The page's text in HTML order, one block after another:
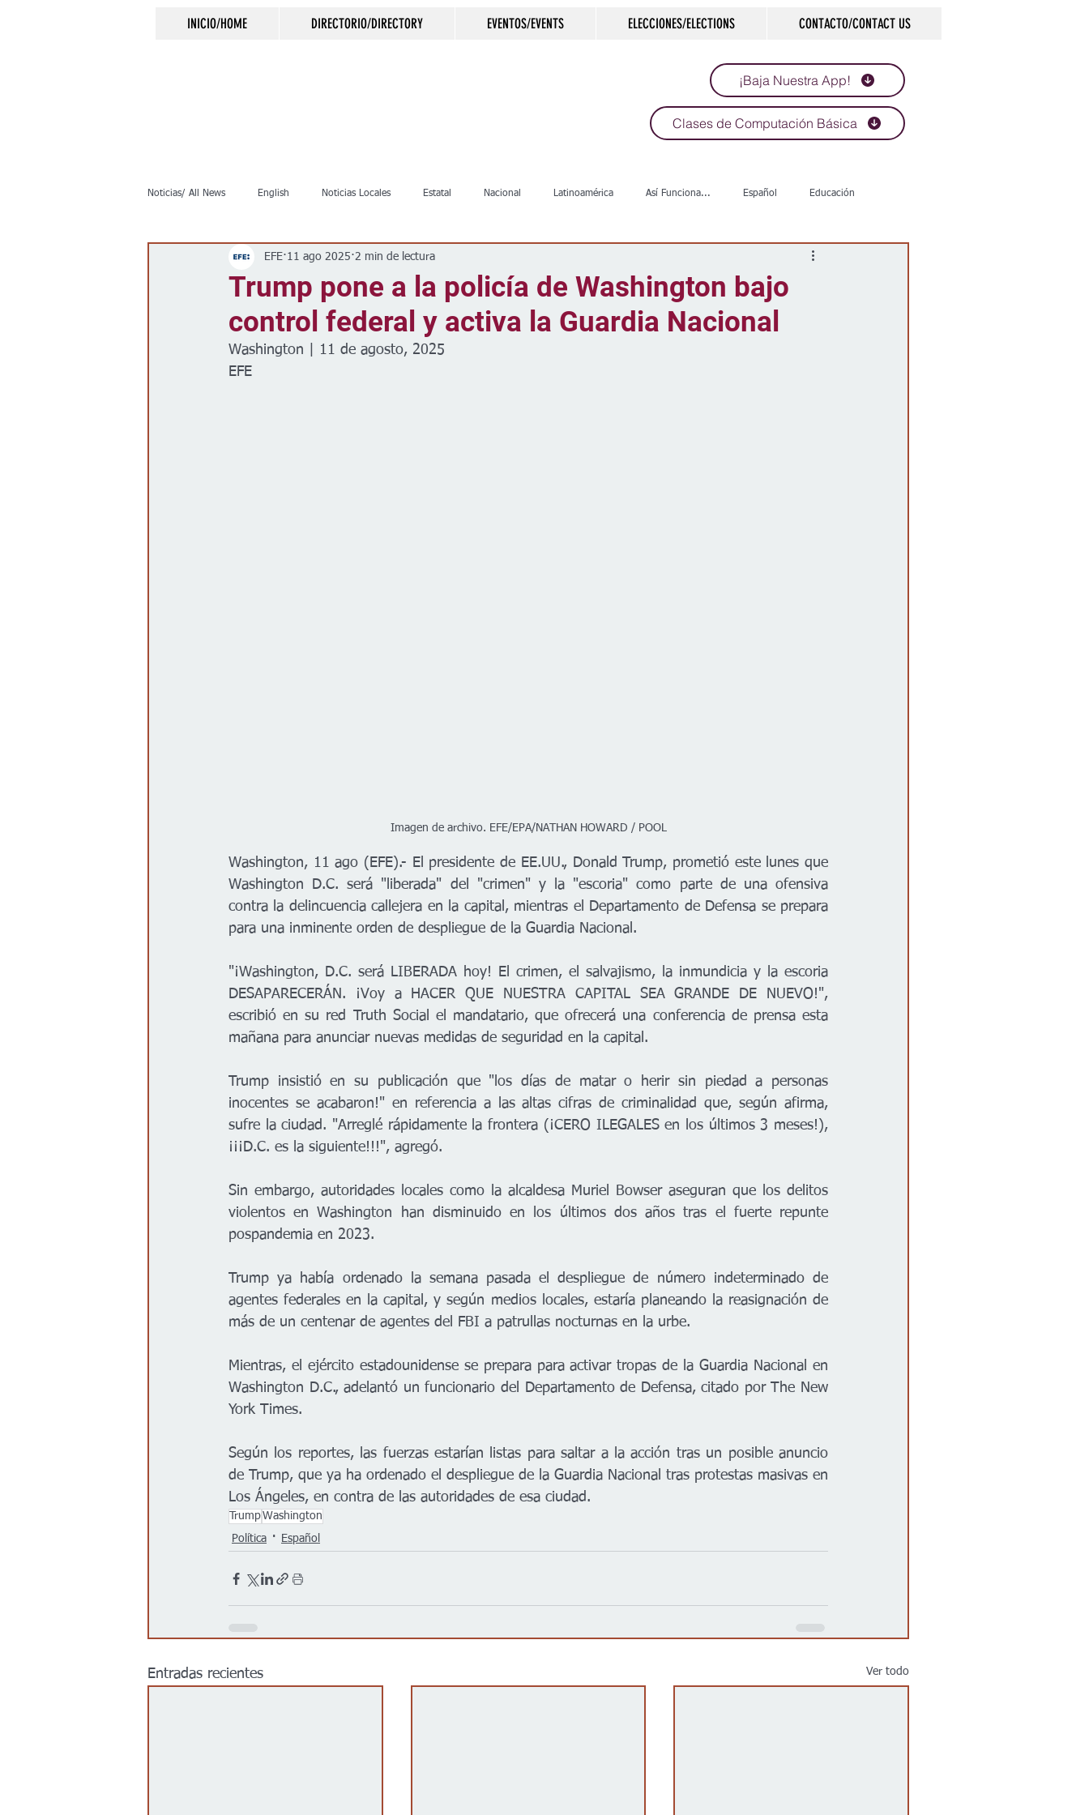
INICIO/HOME DIRECTORIO/DIRECTORY EVENTOS/EVENTS ELECCIONES/ELECTIONS CONTACTO/CONTACT US
¡Baja Nuestra App!
Clases de Computación Básica
Noticias/ All News English Noticias Locales Estatal Nacional Latinoamérica Así Funciona... Español Educación
Crimen Negocios Salud
Clima Vivienda Escuelas Calles Desamparados Carreteras Comunidad Historias que inspiran
Trump pone a la policía de Washington bajo
control federal y activa la Guardia Nacional
EFE 11 ago 2025 2 min de lectura
Washington | 11 de agosto, 2025
EFE
Imagen de archivo. EFE/EPA/NATHAN HOWARD / POOL
Washington, 11 ago (EFE).- El presidente de EE.UU., Donald Trump, prometió este lunes que
Washington D.C. será "liberada" del "crimen" y la "escoria" como parte de una ofensiva
contra la delincuencia callejera en la capital, mientras el Departamento de Defensa se prepara
para una inminente orden de despliegue de la Guardia Nacional.
"¡Washington, D.C. será LIBERADA hoy! El crimen, el salvajismo, la inmundicia y la escoria
DESAPARECERÁN. ¡Voy a HACER QUE NUESTRA CAPITAL SEA GRANDE DE NUEVO!",
escribió en su red Truth Social el mandatario, que ofrecerá una conferencia de prensa esta
mañana para anunciar nuevas medidas de seguridad en la capital.
Trump insistió en su publicación que "los días de matar o herir sin piedad a personas
inocentes se acabaron!" en referencia a las altas cifras de criminalidad que, según afirma,
sufre la ciudad. "Arreglé rápidamente la frontera (¡CERO ILEGALES en los últimos 3 meses!),
¡¡¡D.C. es la siguiente!!!", agregó.
Sin embargo, autoridades locales como la alcaldesa Muriel Bowser aseguran que los delitos
violentos en Washington han disminuido en los últimos dos años tras el fuerte repunte
pospandemia en 2023.
Trump ya había ordenado la semana pasada el despliegue de número indeterminado de
agentes federales en la capital, y según medios locales, estaría planeando la reasignación de
más de un centenar de agentes del FBI a patrullas nocturnas en la urbe.
Mientras, el ejército estadounidense se prepara para activar tropas de la Guardia Nacional en
Washington D.C., adelantó un funcionario del Departamento de Defensa, citado por The New
York Times.
Según los reportes, las fuerzas estarían listas para saltar a la acción tras un posible anuncio
de Trump, que ya ha ordenado el despliegue de la Guardia Nacional tras protestas masivas en
Los Ángeles, en contra de las autoridades de esa ciudad.
TrumpWashington
Política
Español
Entradas recientes Ver todo